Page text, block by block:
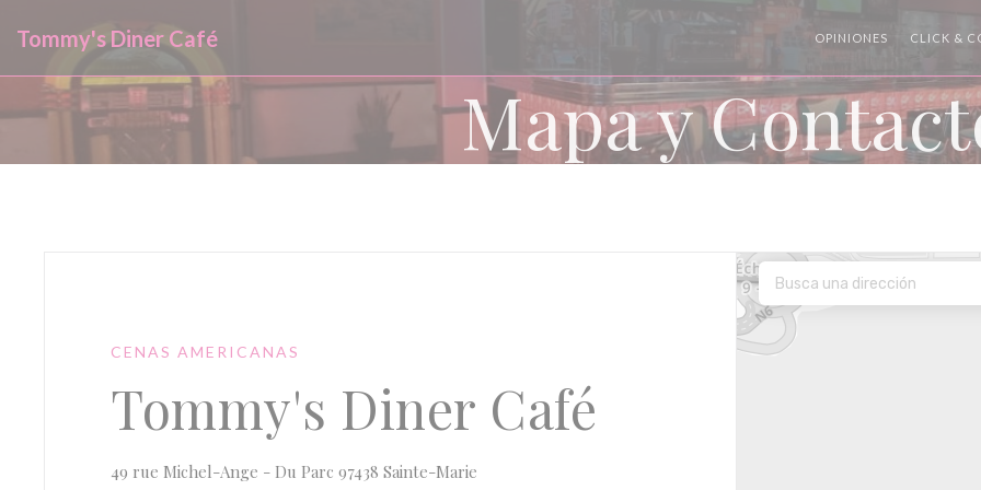
Tommy's Diner Café OPINIONES CLICK &
Mapa y
CENAS AMERICANAS
Tommy's Diner Café
49 rue Michel-Ange - Du Parc 97438 Sainte-Marie